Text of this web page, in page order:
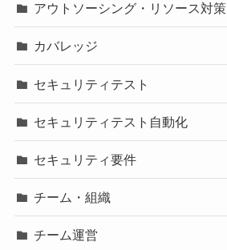
アウトソーシング・リソース対策
カバレッジ
セキュリティテスト
セキュリティテスト自動化
セキュリティ要件
チーム・組織
チーム運営